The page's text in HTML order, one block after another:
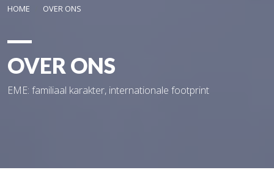
HOME OVER ONS
OVER ONS
EME: familiaal karakter, internationale footprint